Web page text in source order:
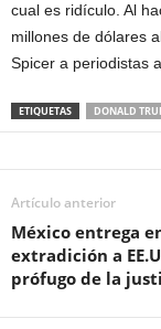
cual es ridículo. Al
millones de dólares
Spicer a periodistas
ETIQUETAS DONALD
Artículo anterior
México entrega
extradición a
prófugo de la